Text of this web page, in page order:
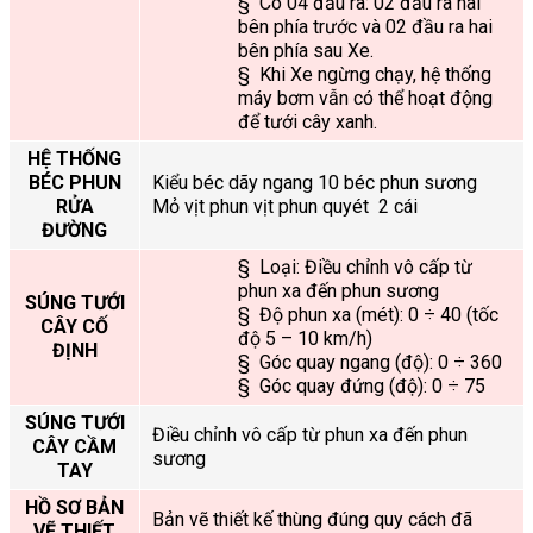
bên phía trước và 02 đầu ra hai
bên phía sau Xe.
§ Khi Xe ngừng chạy, hệ thống
máy bơm vẫn có thể hoạt động
để tưới cây xanh.
HỆ THỐNG
BÉC PHUN
RỬA
ĐƯỜNG
Kiểu béc dãy ngang 10 béc phun sương
Mỏ vịt phun vịt phun quyét 2 cái
SÚNG TƯỚI
CÂY CỐ
ĐỊNH
§ Loại: Điều chỉnh vô cấp từ
phun xa đến phun sương
§ Độ phun xa (mét): 0 ÷ 40 (tốc
độ 5 – 10 km/h)
§ Góc quay ngang (độ): 0 ÷ 360
§ Góc quay đứng (độ): 0 ÷ 75
SÚNG TƯỚI
CÂY CẦM
TAY
Điều chỉnh vô cấp từ phun xa đến phun
sương
HỒ SƠ BẢN
Bản vẽ thiết kế thùng đúng quy cách đã